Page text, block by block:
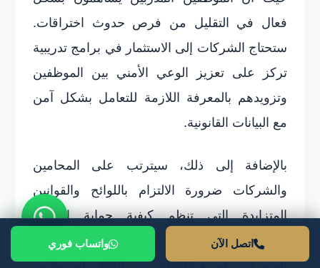
فعال في التقليل من فرص حدوث اختراقات.
ستحتاج الشركات إلى الاستثمار في برامج تدريبية
تركز على تعزيز الوعي الأمني بين الموظفين
وتزويدهم بالمعرفة اللازمة للتعامل بشكل آمن
مع البيانات القانونية.
بالإضافة إلى ذلك، سيترتب على المحامين
والشركات ضرورة الالتزام باللوائح والقوانين
المتزايدة التي تنظم كيفية حماية البيانات
واستخدامها، مما يساهم في تحسين الأمن
اتصل الآن واتساب فوري